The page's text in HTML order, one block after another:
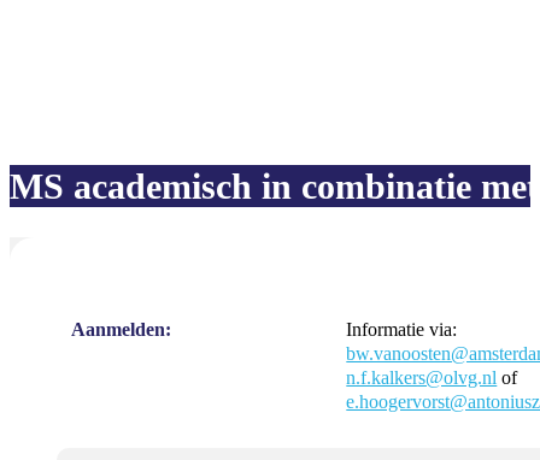
MS academisch in combinatie
Aanmelden:
Informatie via:
n.f.kalkers@olvg.nl of